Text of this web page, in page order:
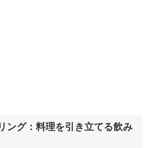
ング：料理を引き立てる飲み